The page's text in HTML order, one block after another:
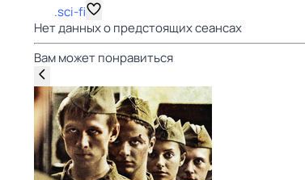
.sci-fi
Нет данных о предстоящих сеансах
Вам может понравиться